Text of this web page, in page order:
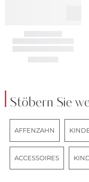
Stöbern Sie
AFFENZAHN
ACCESSOIRES